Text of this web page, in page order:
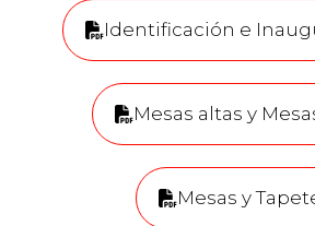
Identificación e
Mesas altas y
Mesas y